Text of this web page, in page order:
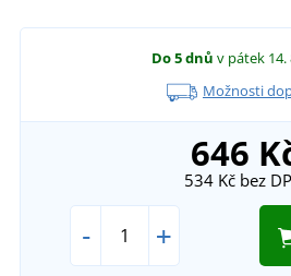
Do 5 dnů v pátek 14.
Možnosti
646
534 Kč bez
- +